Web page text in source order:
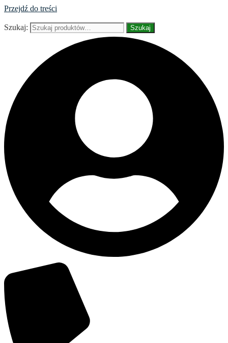
Przejdź do treści
Szukaj: Szukaj